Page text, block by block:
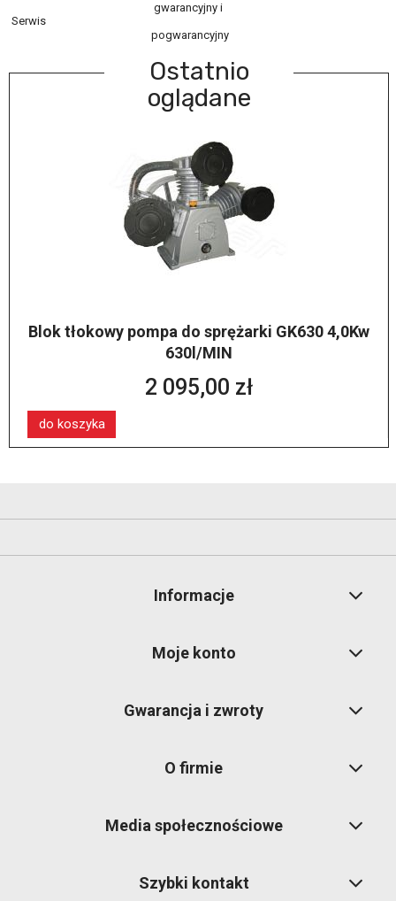
Serwis
gwarancyjny i
pogwarancyjny
Ostatnio
oglądane
Blok tłokowy pompa do sprężarki GK630 4,0Kw
630l/MIN
2 095,00 zł
do koszyka
Informacje
Moje konto
Gwarancja i zwroty
O firmie
Media społecznościowe
Szybki kontakt